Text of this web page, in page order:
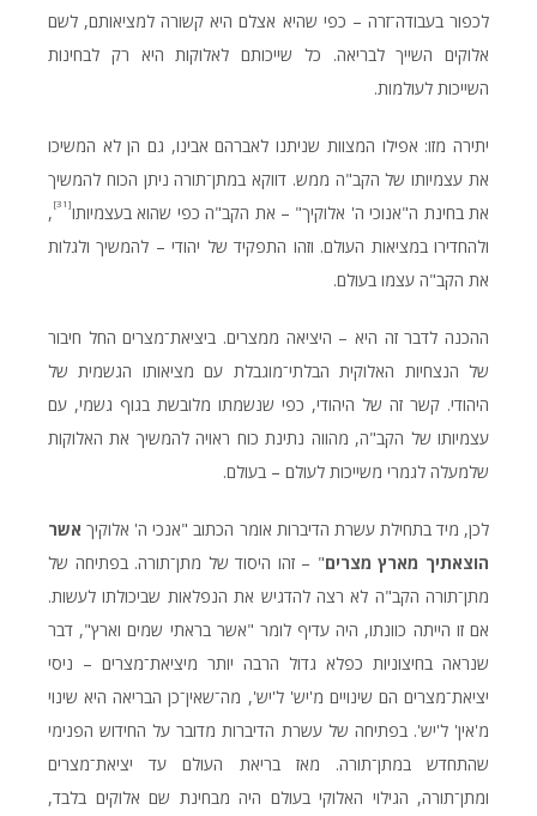
לכפור בעבודה־זרה – כפי שהיא אצלם היא קשורה למציאותם, לשם
אלוקים השייך לבריאה. כל שייכותם לאלוקות היא רק לבחינות
השייכות לעולמות.
יתירה מזו: אפילו המצוות שניתנו לאברהם אבינו, גם הן לא המשיכו
את עצמיותו של הקב"ה ממש. דווקא במתן־תורה ניתן הכוח להמשיך
את בחינת ה"אנוכי ה' אלוקיך" – את הקב"ה כפי שהוא בעצמיותו[31]
,
ולהחדירו במציאות העולם. וזהו התפקיד של יהודי – להמשיך ולגלות
את הקב"ה עצמו בעולם.
ההכנה לדבר זה היא – היציאה ממצרים. ביציאת־מצרים החל חיבור
של הנצחיות האלוקית הבלתי־מוגבלת עם מציאותו הגשמית של
היהודי. קשר זה של היהודי, כפי שנשמתו מלובשת בגוף גשמי, עם
עצמיותו של הקב"ה, מהווה נתינת כוח ראויה להמשיך את האלוקות
שלמעלה לגמרי משייכות לעולם – בעולם.
לכן, מיד בתחילת עשרת הדיברות אומר הכתוב "אנכי ה' אלוקיך אשר
הוצאתיך מארץ מצרים" – זהו היסוד של מתן־תורה. בפתיחה של
מתן־תורה הקב"ה לא רצה להדגיש את הנפלאות שביכולתו לעשות.
אם זו הייתה כוונתו, היה עדיף לומר "אשר בראתי שמים וארץ", דבר
שנראה בחיצוניות כפלא גדול הרבה יותר מיציאת־מצרים – ניסי
יציאת־מצרים הם שינויים מ'יש' ל'יש', מה־שאין־כן הבריאה היא שינוי
מ'אין' ל'יש'. בפתיחה של עשרת הדיברות מדובר על החידוש הפנימי
שהתחדש במתן־תורה. מאז בריאת העולם עד יציאת־מצרים
ומתן־תורה, הגילוי האלוקי בעולם היה מבחינת שם אלוקים בלבד,